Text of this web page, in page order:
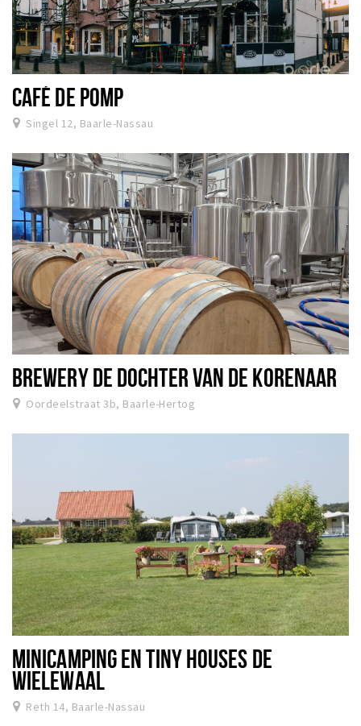
CAFÉ DE POMP
Singel 12, Baarle-Nassau
BREWERY DE DOCHTER VAN DE KORENAAR
Oordeelstraat 3b, Baarle-Hertog
MINICAMPING EN TINY HOUSES DE
WIELEWAAL
Reth 14, Baarle-Nassau